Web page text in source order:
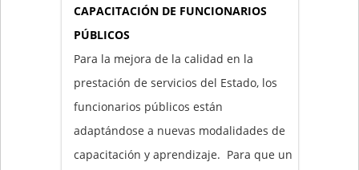
CAPACITACIÓN DE FUNCIONARIOS
PÚBLICOS
Para la mejora de la calidad en la
prestación de servicios del Estado, los
funcionarios públicos están
adaptándose a nuevas modalidades de
capacitación y aprendizaje. Para que un